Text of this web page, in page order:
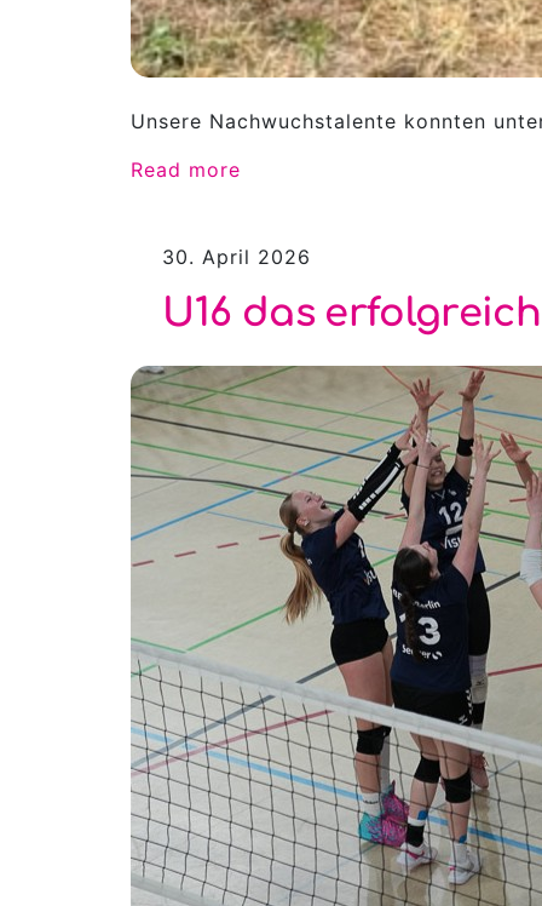
Unsere Nachwuchstalente konnten
Read more
30. April 2026
U16 das